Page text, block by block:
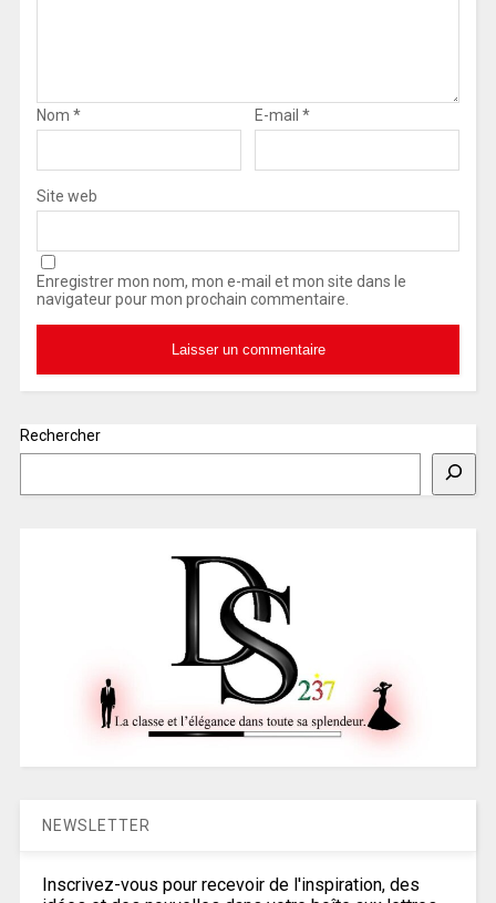
Nom * E-mail *
Site web
Enregistrer mon nom, mon e-mail et mon site dans le
navigateur pour mon prochain commentaire.
Rechercher
NEWSLETTER
Inscrivez-vous pour recevoir de l'inspiration, des